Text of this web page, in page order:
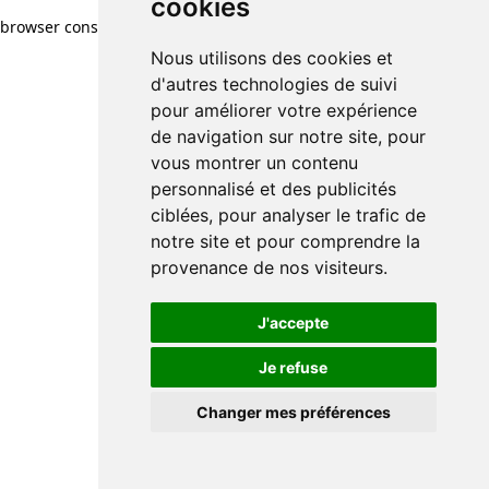
cookies
Nous utilisons des cookies et
d'autres technologies de suivi
pour améliorer votre expérience
de navigation sur notre site, pour
vous montrer un contenu
personnalisé et des publicités
ciblées, pour analyser le trafic de
notre site et pour comprendre la
provenance de nos visiteurs.
J'accepte
Je refuse
Changer mes préférences
browser console for more information)